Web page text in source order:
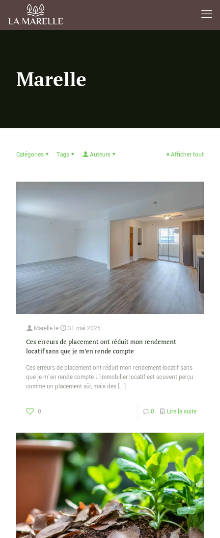
Marelle
Catégories Tags Auteurs Afficher tout
Marelle le 31 mai 2025
Ces erreurs de placement ont réduit mon rendement
locatif sans que je m’en rende compte
Ces erreurs de placement ont réduit mon rendement locatif sans
que je m’en rende compte L’immobilier locatif est souvent perçu
comme un placement sûr, mais des […]
0 0 Lire la suite